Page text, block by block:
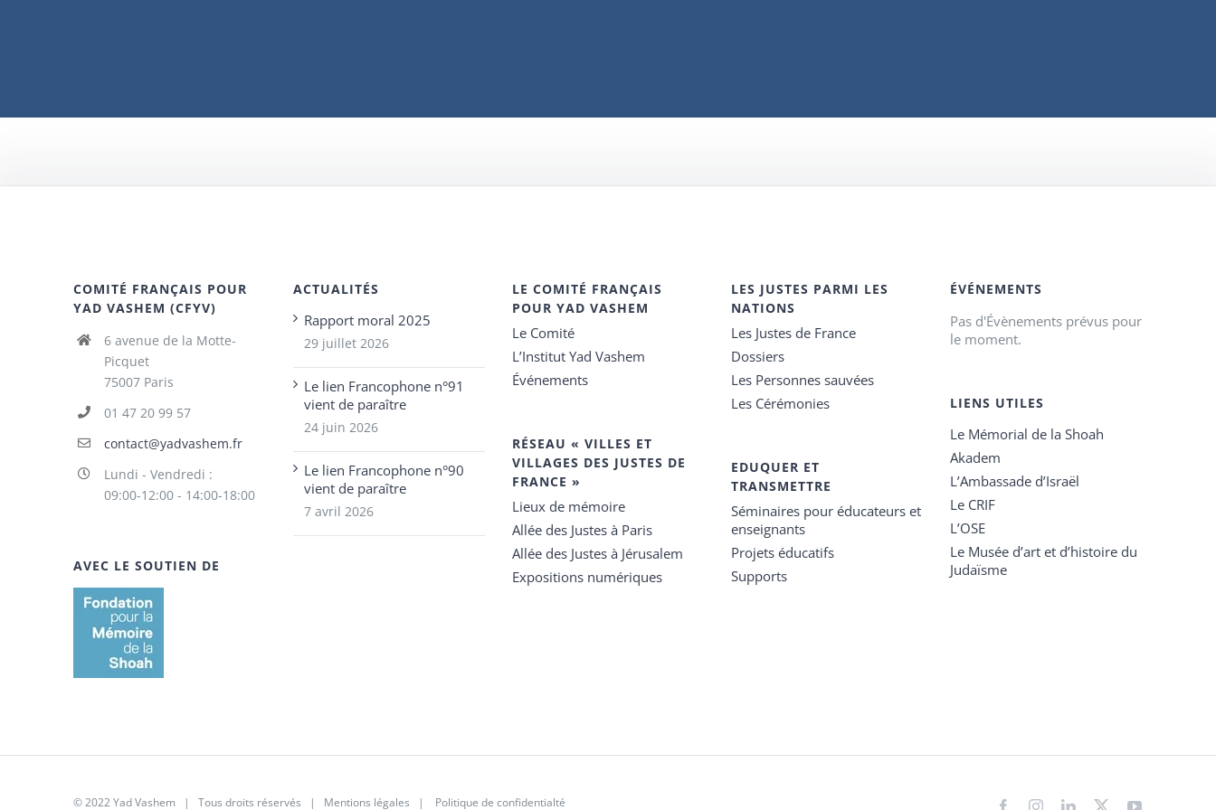
COMITÉ FRANÇAIS POUR
YAD VASHEM (CFYV)
6 avenue de la Motte-
Picquet
75007 Paris
01 47 20 99 57
contact@yadvashem.fr
Lundi - Vendredi :
09:00-12:00 - 14:00-18:00
AVEC LE SOUTIEN DE
ACTUALITÉS
Rapport moral 2025
29 juillet 2026
Le lien Francophone n°91
vient de paraître
24 juin 2026
Le lien Francophone n°90
vient de paraître
7 avril 2026
LE COMITÉ FRANÇAIS
POUR YAD VASHEM
Le Comité
L’Institut Yad Vashem
Événements
RÉSEAU « VILLES ET
VILLAGES DES JUSTES DE
FRANCE »
Lieux de mémoire
Allée des Justes à Paris
Allée des Justes à Jérusalem
Expositions numériques
LES JUSTES PARMI LES
NATIONS
Les Justes de France
Dossiers
Les Personnes sauvées
Les Cérémonies
EDUQUER ET
TRANSMETTRE
Séminaires pour éducateurs et
enseignants
Projets éducatifs
Supports
ÉVÉNEMENTS
Pas d'Évènements prévus pour
le moment.
LIENS UTILES
Le Mémorial de la Shoah
Akadem
L’Ambassade d’Israël
Le CRIF
L’OSE
Le Musée d’art et d’histoire du
Judaïsme
© 2022 Yad Vashem | Tous droits réservés | Mentions légales | Politique de confidentialté FacebookInstagramLinkedIn
X YouTube